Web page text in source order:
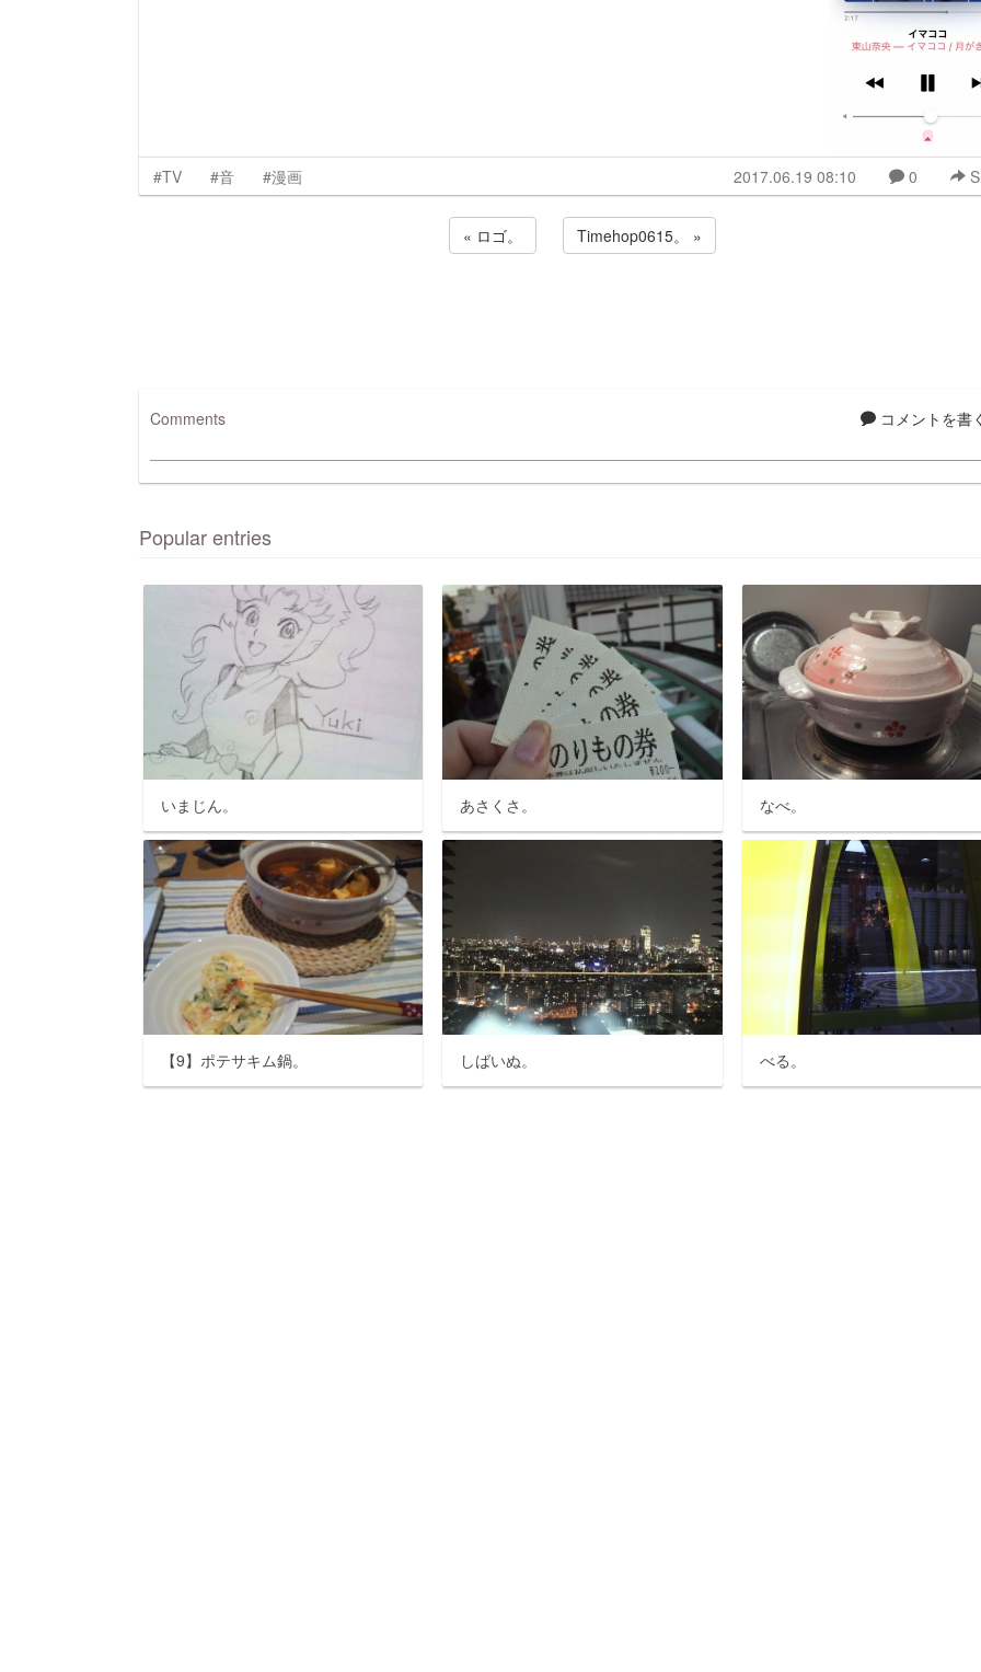
#TV #音 #漫画 2017.06.19 08:10 0
« ロゴ。 Timehop0615。 »
コメントを書
Comments
Popular entries
いまじん。 あさくさ。 なべ。
【9】ポテサキム鍋。 しばいぬ。 べる。